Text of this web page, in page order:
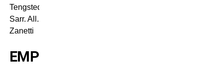
Tengstedt,
Sarr. All.
Zanetti
EMPOLI-